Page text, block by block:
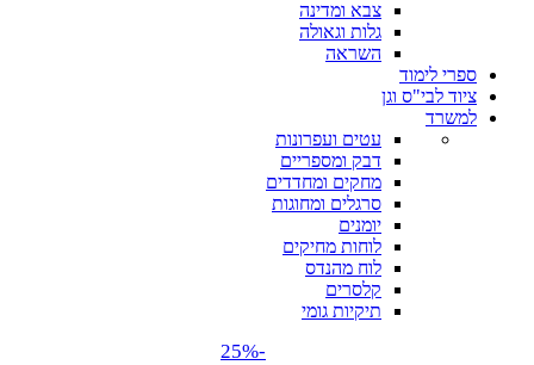
צבא ומדינה
גלות וגאולה
השראה
ספרי לימוד
ציוד לבי"ס וגן
למשרד
עטים ועפרונות
דבק ומספריים
מחקים ומחדדים
סרגלים ומחוגות
יומנים
לוחות מחיקים
לוח מהנדס
קלסרים
תיקיות גומי
-25%